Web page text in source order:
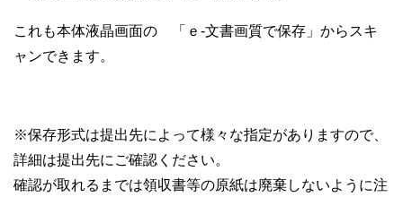
これも本体液晶画面の 「ｅ-文書画質で保存」からスキ
ャンできます。
※保存形式は提出先によって様々な指定がありますので、
詳細は提出先にご確認ください。
確認が取れるまでは領収書等の原紙は廃棄しないように注